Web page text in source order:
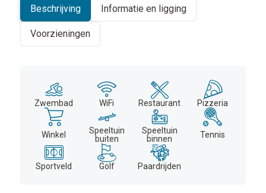
Beschrijving Informatie en ligging
Voorzieningen
Zwembad WiFi Restaurant Pizzeria
Winkel
Speeltuin
buiten
Speeltuin
binnen
Tennis
Sportveld Golf Paardrijden